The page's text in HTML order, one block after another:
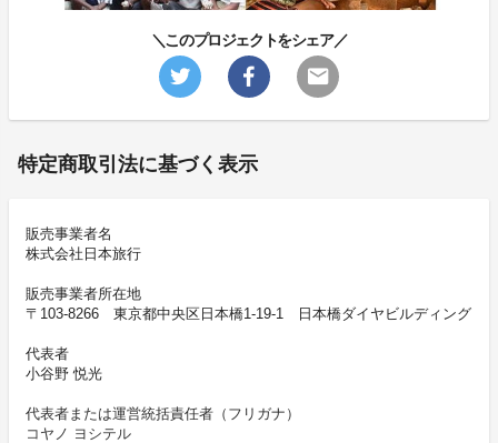
＼このプロジェクトをシェア／
特定商取引法に基づく表示
販売事業者名
株式会社日本旅行
販売事業者所在地
〒103-8266 東京都中央区日本橋1-19-1 日本橋ダイヤビルディング
代表者
小谷野 悦光
代表者または運営統括責任者（フリガナ）
コヤノ ヨシテル